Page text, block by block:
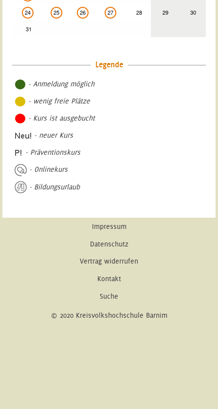
24 25 26 27 28 29 30
31
Legende
- Anmeldung möglich
- wenig freie Plätze
- Kurs ist ausgebucht
- neuer Kurs
- Präventionskurs
- Onlinekurs
- Bildungsurlaub
Impressum
Datenschutz
Vertrag widerrufen
Kontakt
Suche
© 2020 Kreisvolkshochschule Barnim